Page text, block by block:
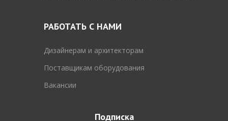
РАБОТАТЬ С НАМИ
Дизайнерам и архитекторам
Поставщикам оборудования
Вакансии
Подписка